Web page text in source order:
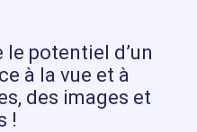
potentiel d’un
à la vue et à
des images et
!